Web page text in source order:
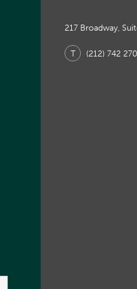
217 Broadway,
T (212) 742